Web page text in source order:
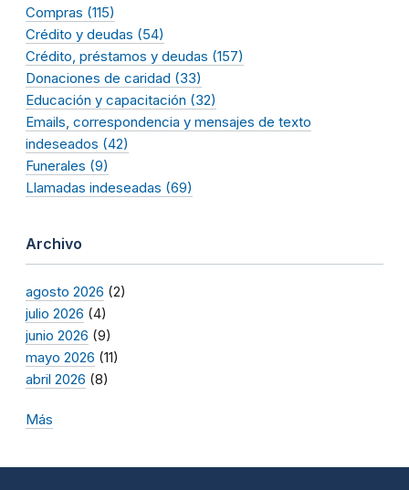
Compras (115)
Crédito y deudas (54)
Crédito, préstamos y deudas (157)
Donaciones de caridad (33)
Educación y capacitación (32)
Emails, correspondencia y mensajes de texto
indeseados (42)
Funerales (9)
Llamadas indeseadas (69)
Archivo
agosto 2026 (2)
julio 2026 (4)
junio 2026 (9)
mayo 2026 (11)
abril 2026 (8)
Más